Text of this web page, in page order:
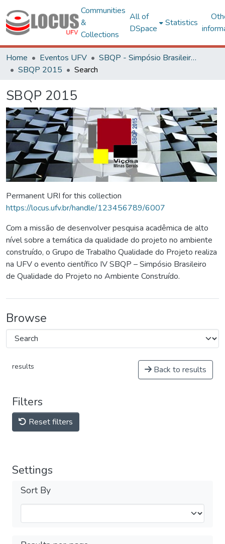
Communities
&
Collections
All of
DSpace
Statistics
Home Eventos UFV
SBQP - Simpósio Brasileiro de Qualidade do Projeto no Ambiente Construído
SBQP 2015
Search
SBQP 2015
Permanent URI for this collection
https://locus.ufv.br/handle/123456789/6007
Com a missão de desenvolver pesquisa acadêmica de alto
nível sobre a temática da qualidade do projeto no ambiente
construído, o Grupo de Trabalho Qualidade do Projeto realiza
na UFV o evento científico IV SBQP – Simpósio Brasileiro
de Qualidade do Projeto no Ambiente Construído.
Browse
results Back to results
Filters
Reset filters
Settings
Sort By